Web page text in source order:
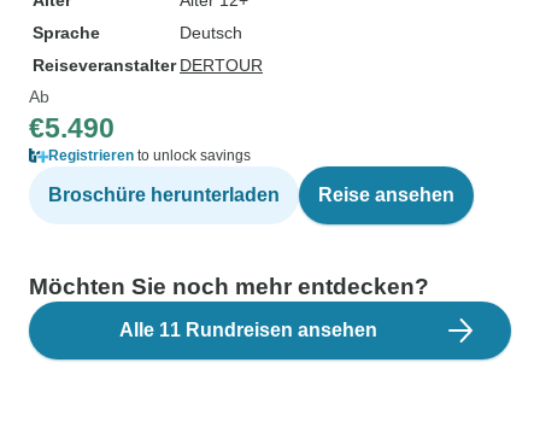
Sprache
Deutsch
Reiseveranstalter DERTOUR
Ab
€5.490
Registrieren to unlock savings
Broschüre herunterladen Reise ansehen
Möchten Sie noch mehr entdecken?
Alle 11 Rundreisen ansehen